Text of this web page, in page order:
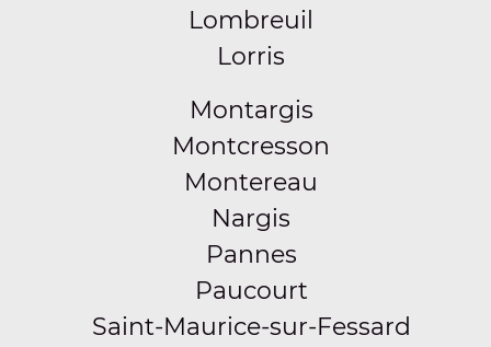
Lombreuil
Lorris
Montargis
Montcresson
Montereau
Nargis
Pannes
Paucourt
Saint-Maurice-sur-Fessard